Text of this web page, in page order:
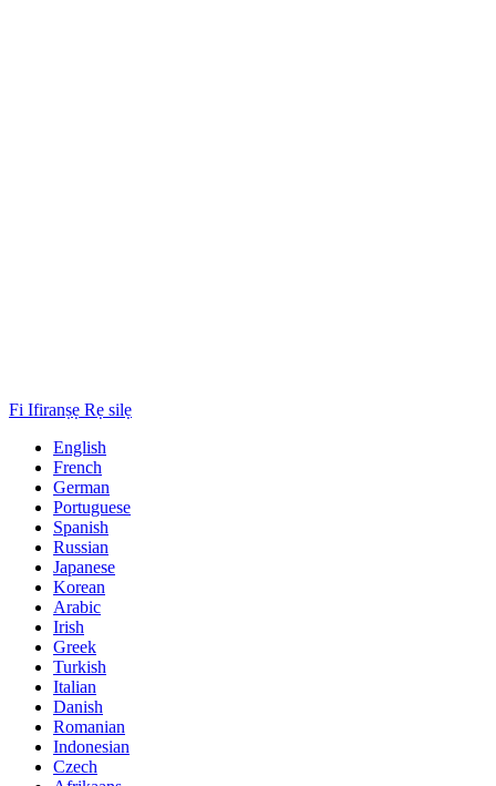
Fi Ifiranṣẹ Rẹ silẹ
English
French
German
Portuguese
Spanish
Russian
Japanese
Korean
Arabic
Irish
Greek
Turkish
Italian
Danish
Romanian
Indonesian
Czech